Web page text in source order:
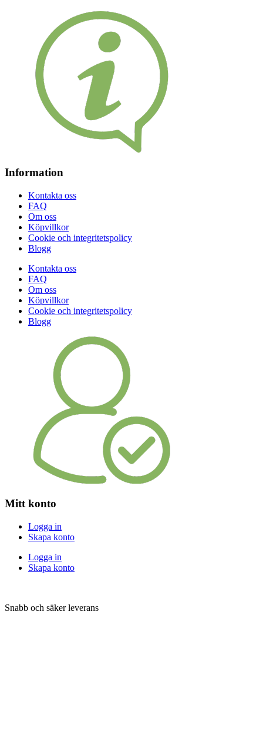
Information
Kontakta oss
FAQ
Om oss
Köpvillkor
Cookie och integritetspolicy
Blogg
Kontakta oss
FAQ
Om oss
Köpvillkor
Cookie och integritetspolicy
Blogg
Mitt konto
Logga in
Skapa konto
Logga in
Skapa konto
Snabb och säker leverans